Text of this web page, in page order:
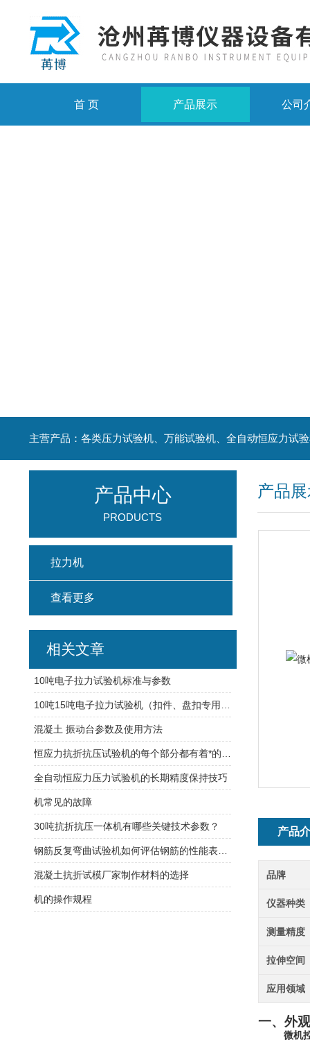
首 页 产品展示 公司
主营产品：各类压力试验机、万能试验机、全自动恒应力试
产品
产品
品牌
仪器种类
测量精度
拉伸空间
应用领域
一、外观
微机
产品中心
PRODUCTS
拉力机
查看更多
相关文章
10吨电子拉力试验机标准与参数
混凝土 振动台参数及使用方法
全自动恒应力压力试验机的长期精度保持技巧
机常见的故障
30吨抗折抗压一体机有哪些关键技术参数？
混凝土抗折试模厂家制作材料的选择
机的操作规程